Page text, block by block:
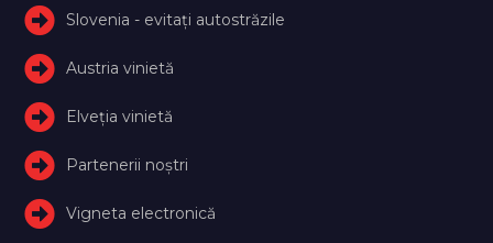
Slovenia - evitați autostrăzile
Austria vinietă
Elveţia vinietă
Partenerii noștri
Vigneta electronică